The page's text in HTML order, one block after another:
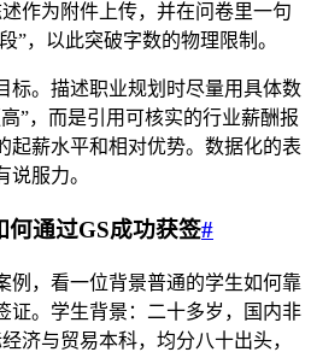
作为附件上传，并在问卷里一句
”，以此突破字数的物理限制。
标。描述职业规划时尽量用具体数
”，而是引用可核实的行业薪酬报
起薪水平和相对优势。数据化的表
服力。
何通过GS成功获签#
例，看一位背景普通的学生如何靠
证。学生背景：二十多岁，国内非
济与贸易本科，均分八十出头，